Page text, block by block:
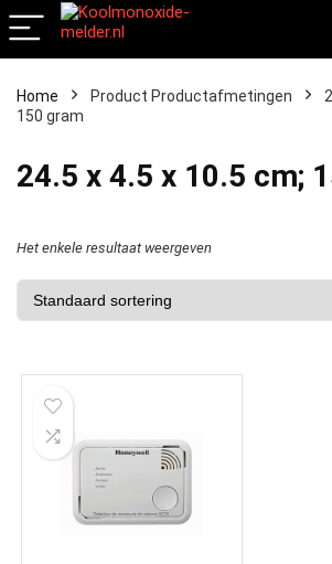
Home Product Productafmetingen
150 gram
‎24.5 x 4.5 x 10.5 cm;
Het enkele resultaat weergeven